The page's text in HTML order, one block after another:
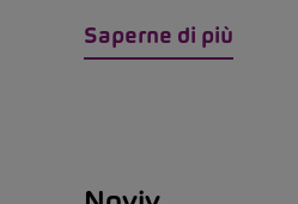
Saperne di più